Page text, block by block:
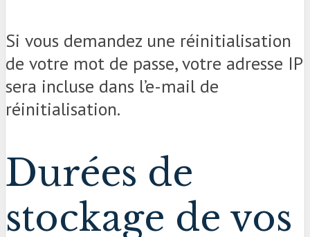
Si vous demandez une réinitialisation
de votre mot de passe, votre adresse IP
sera incluse dans l’e-mail de
réinitialisation.
Durées de
stockage de vos